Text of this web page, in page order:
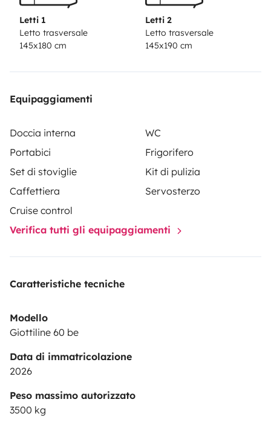
(consultar)
seguro y kilometraj incl.
105€/dia dependiendo temporada.Consultanos sin
compromiso
Letti 1
Letto trasversale
145x180 cm
Letti 2
Letto trasversale
145x190 cm
Equipaggiamenti
Doccia interna
WC
Portabici
Frigorifero
Set di stoviglie
Kit di pulizia
Caffettiera
Servosterzo
Cruise control
Verifica tutti gli equipaggiamenti
Caratteristiche tecniche
Modello
Giottiline 60 be
Data di immatricolazione
2026
Peso massimo autorizzato
3500 kg